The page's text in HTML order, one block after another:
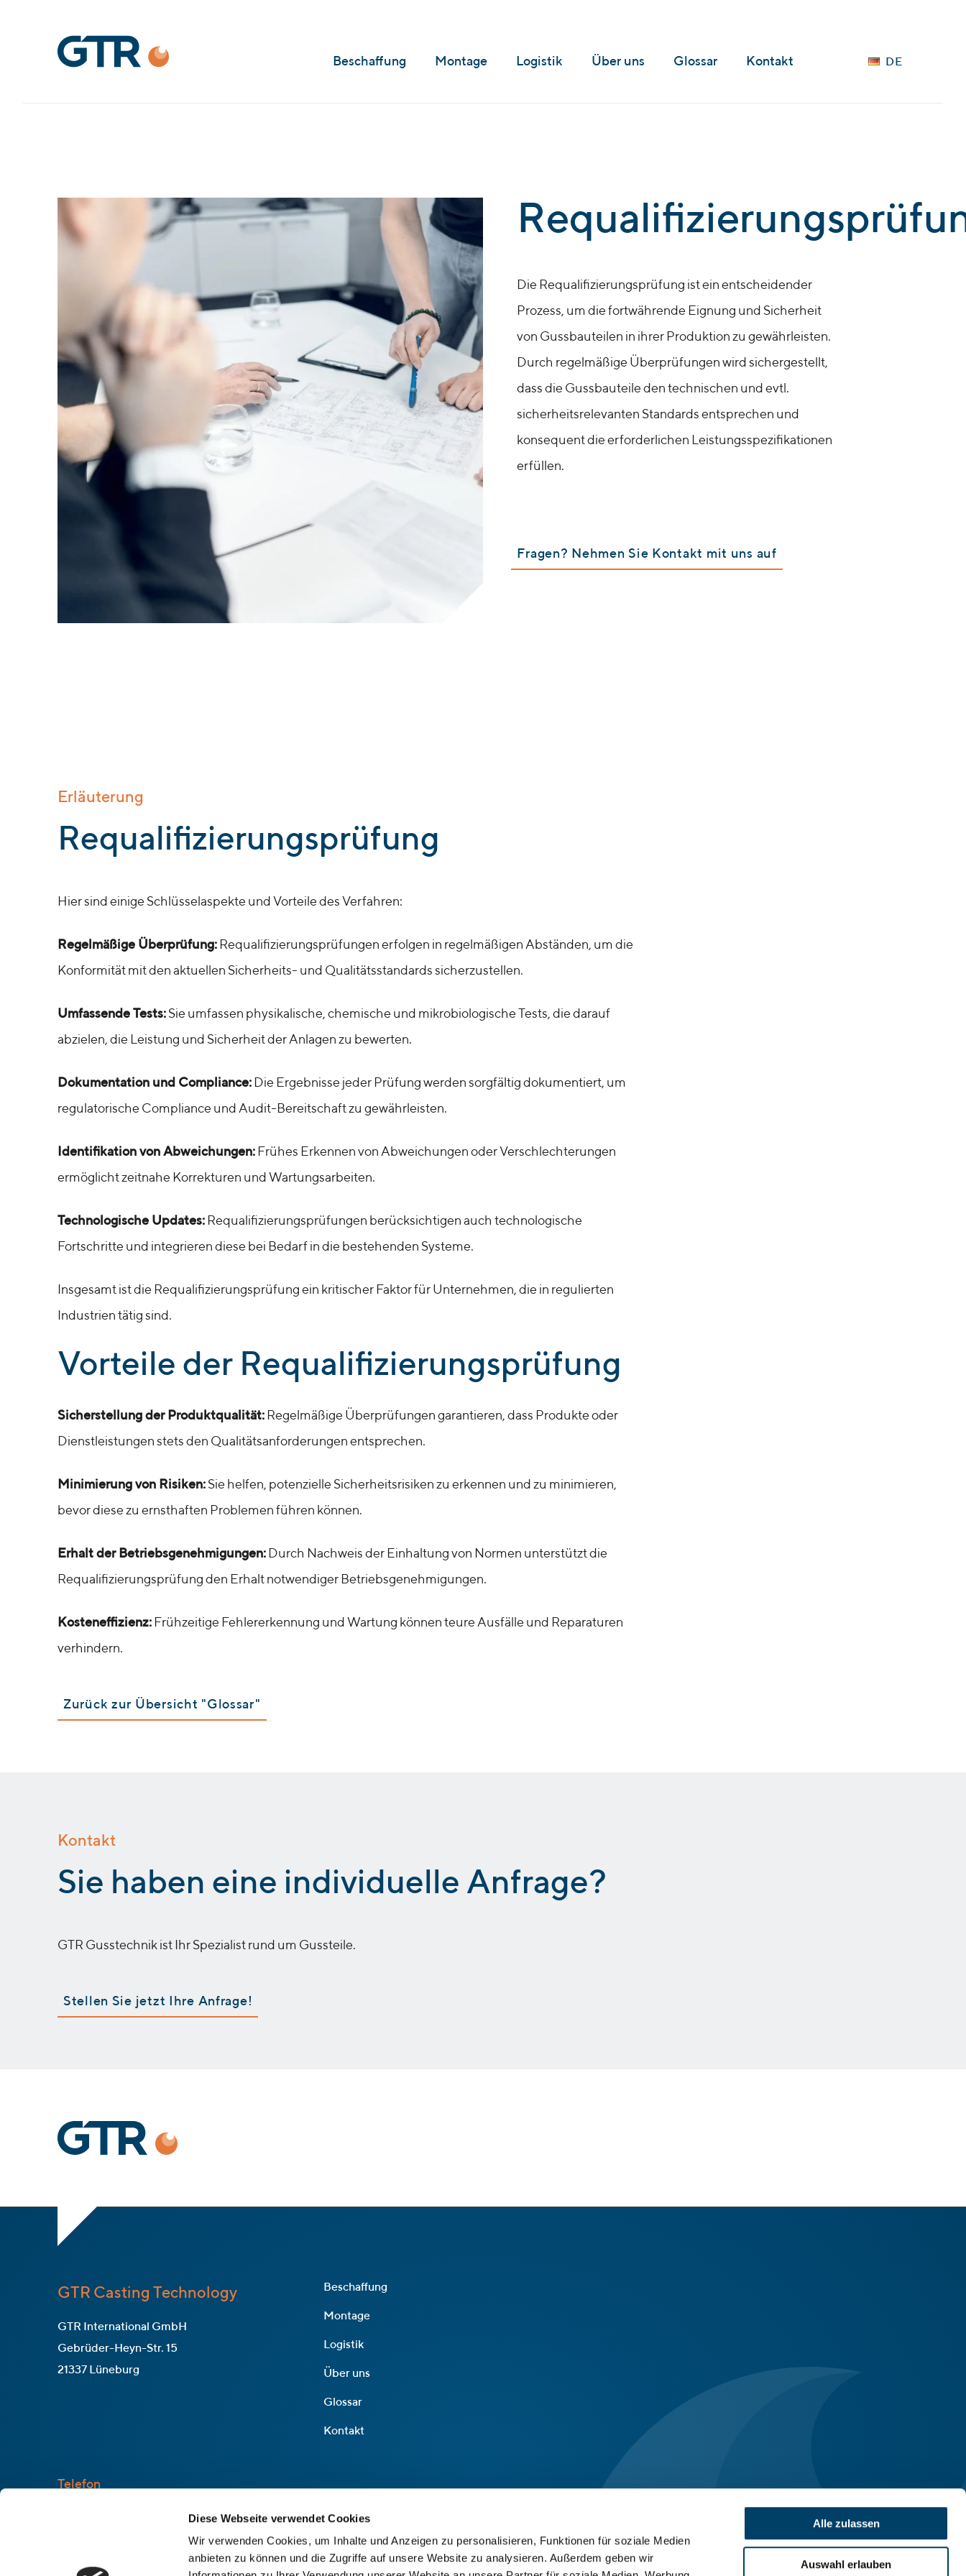
Diese Webseite verwendet Cookies
Wir verwenden Cookies, um Inhalte und Anzeigen zu personalisieren, Funktionen für soziale Medien
anbieten zu können und die Zugriffe auf unsere Website zu analysieren. Außerdem geben wir
Alle zulassen
Auswahl erlauben
Beschaffung Montage Logistik Über uns Glossar Kontakt Languages
DE
Die Requalifizierungsprüfung ist ein entscheidender
Prozess, um die fortwährende Eignung und Sicherheit
von Gussbauteilen in ihrer Produktion zu gewährleisten.
Durch regelmäßige Überprüfungen wird sichergestellt,
dass die Gussbauteile den technischen und evtl.
sicherheitsrelevanten Standards entsprechen und
konsequent die erforderlichen Leistungsspezifikationen
erfüllen.
Fragen? Nehmen Sie Kontakt mit uns auf
Erläuterung
:
Requalifizierungsprüfung
Hier sind einige Schlüsselaspekte und Vorteile des Verfahren:
Regelmäßige Überprüfung: Requalifizierungsprüfungen erfolgen in regelmäßigen Abständen, um die
Konformität mit den aktuellen Sicherheits- und Qualitätsstandards sicherzustellen.
Umfassende Tests: Sie umfassen physikalische, chemische und mikrobiologische Tests, die darauf
abzielen, die Leistung und Sicherheit der Anlagen zu bewerten.
Dokumentation und Compliance: Die Ergebnisse jeder Prüfung werden sorgfältig dokumentiert, um
regulatorische Compliance und Audit-Bereitschaft zu gewährleisten.
Identifikation von Abweichungen: Frühes Erkennen von Abweichungen oder Verschlechterungen
ermöglicht zeitnahe Korrekturen und Wartungsarbeiten.
Technologische Updates: Requalifizierungsprüfungen berücksichtigen auch technologische
Fortschritte und integrieren diese bei Bedarf in die bestehenden Systeme.
Insgesamt ist die Requalifizierungsprüfung ein kritischer Faktor für Unternehmen, die in regulierten
Industrien tätig sind.
Vorteile der Requalifizierungsprüfung
Sicherstellung der Produktqualität: Regelmäßige Überprüfungen garantieren, dass Produkte oder
Dienstleistungen stets den Qualitätsanforderungen entsprechen.
Minimierung von Risiken: Sie helfen, potenzielle Sicherheitsrisiken zu erkennen und zu minimieren,
bevor diese zu ernsthaften Problemen führen können.
Erhalt der Betriebsgenehmigungen: Durch Nachweis der Einhaltung von Normen unterstützt die
Requalifizierungsprüfung den Erhalt notwendiger Betriebsgenehmigungen.
Kosteneffizienz: Frühzeitige Fehlererkennung und Wartung können teure Ausfälle und Reparaturen
verhindern.
Zurück zur Übersicht "Glossar"
Kontakt
:
Sie haben eine individuelle Anfrage?
GTR Gusstechnik ist Ihr Spezialist rund um Gussteile.
Stellen Sie jetzt Ihre Anfrage!
GTR Casting Technology
GTR International GmbH
Gebrüder-Heyn-Str. 15
21337 Lüneburg
Beschaffung
Montage
Logistik
Über uns
Glossar
Kontakt
Telefon